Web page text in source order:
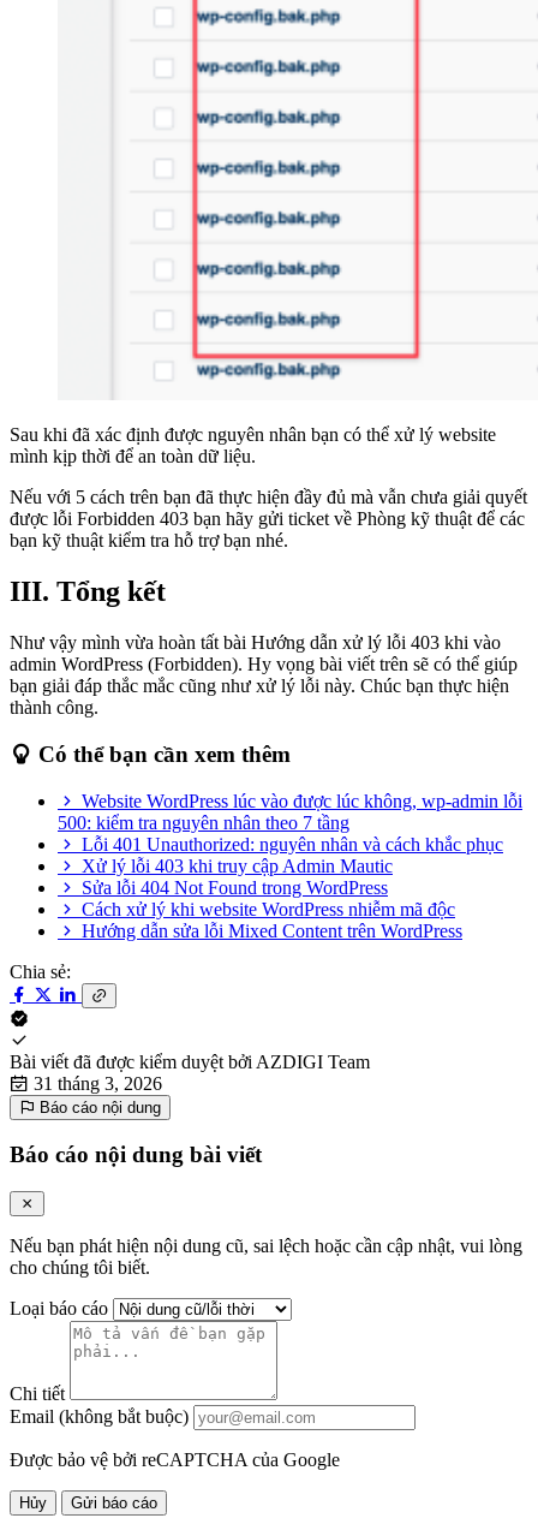
Sau khi đã xác định được nguyên nhân bạn có thể xử lý website
mình kịp thời để an toàn dữ liệu.
Nếu với 5 cách trên bạn đã thực hiện đầy đủ mà vẫn chưa giải quyết
được lỗi Forbidden 403 bạn hãy gửi ticket về Phòng kỹ thuật để các
bạn kỹ thuật kiểm tra hỗ trợ bạn nhé.
III. Tổng kết
Như vậy mình vừa hoàn tất bài Hướng dẫn xử lý lỗi 403 khi vào
admin WordPress (Forbidden). Hy vọng bài viết trên sẽ có thể giúp
bạn giải đáp thắc mắc cũng như xử lý lỗi này. Chúc bạn thực hiện
thành công.
Có thể bạn cần xem thêm
Website WordPress lúc vào được lúc không, wp-admin lỗi
500: kiểm tra nguyên nhân theo 7 tầng
Lỗi 401 Unauthorized: nguyên nhân và cách khắc phục
Xử lý lỗi 403 khi truy cập Admin Mautic
Sửa lỗi 404 Not Found trong WordPress
Cách xử lý khi website WordPress nhiễm mã độc
Hướng dẫn sửa lỗi Mixed Content trên WordPress
Chia sẻ:
Bài viết đã được kiểm duyệt bởi AZDIGI Team
31 tháng 3, 2026
Báo cáo nội dung
Báo cáo nội dung bài viết
Nếu bạn phát hiện nội dung cũ, sai lệch hoặc cần cập nhật, vui lòng
cho chúng tôi biết.
Loại báo cáo
Chi tiết
Email (không bắt buộc)
Được bảo vệ bởi reCAPTCHA của Google
Hủy Gửi báo cáo